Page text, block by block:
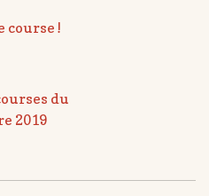
course !
du
2019